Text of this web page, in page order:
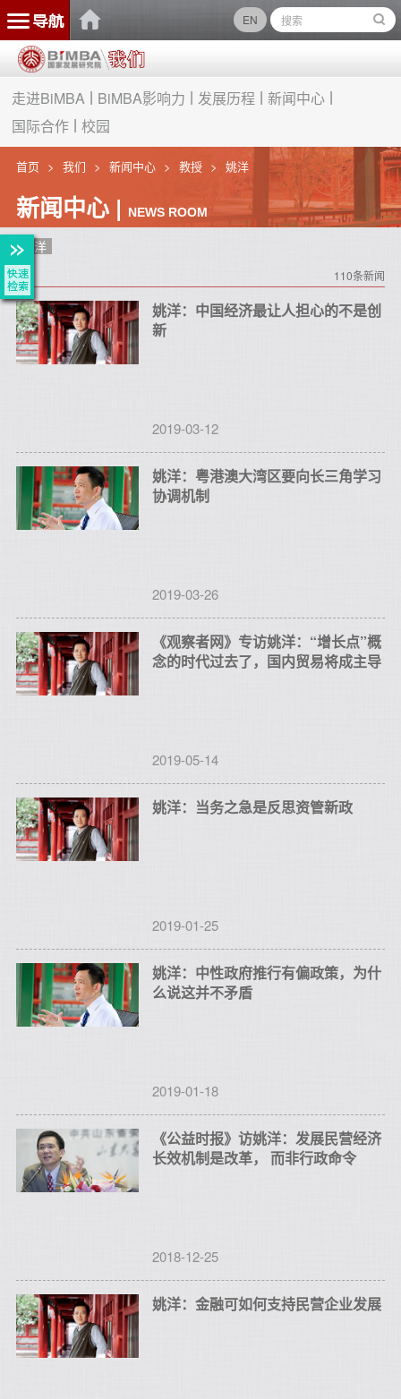
EN
走进BiMBA BiMBA影响力 发展历程
新闻中心
国际合作
校园
首页 我们 新闻中心 教授 姚洋
新闻中心 | NEWS ROOM
姚洋
110条新闻
姚洋：中国经济最让人担心的不是创
新
2019-03-12
姚洋：粤港澳大湾区要向长三角学习
协调机制
2019-03-26
《观察者网》专访姚洋：“增长点”概
念的时代过去了，国内贸易将成主导
2019-05-14
姚洋：当务之急是反思资管新政
2019-01-25
姚洋：中性政府推行有偏政策，为什
么说这并不矛盾
2019-01-18
《公益时报》访姚洋：发展民营经济
长效机制是改革， 而非行政命令
2018-12-25
姚洋：金融可如何支持民营企业发展